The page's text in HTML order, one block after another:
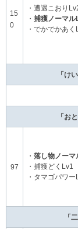
15
0
・遭遇こおり
・ 捕獲ノーマル
・でかでかあく
「け
「お
97
・ 落し物ノーマ
・捕獲どくLv1
・タマゴパワー
「